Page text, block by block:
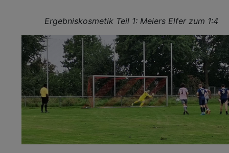
Ergebniskosmetik Teil 1: Meiers Elfer